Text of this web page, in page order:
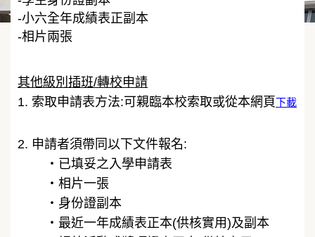
-小六全年成績表正副本
-相片兩張
其他級別插班/轉校申請
1. 索取申請表方法:可親臨本校索取或從本網頁下載
2. 申請者須帶同以下文件報名:
・​ 已填妥之入學申請表
・​ 相片一張
・​ 身份證副本
・​ 最近一年成績表正本(供核實用)及副本